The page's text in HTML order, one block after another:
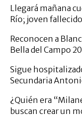
Llegará mañana
Río; joven
Reconocen a
Bella del Campo
Sigue
Secundaria
¿Quién era
buscan crear un